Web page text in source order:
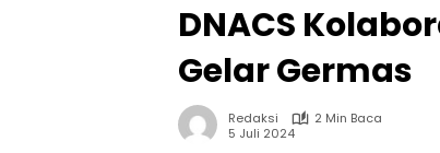
DNACS
Gelar Germas
Redaksi
2 Min Baca
5 Juli 2024